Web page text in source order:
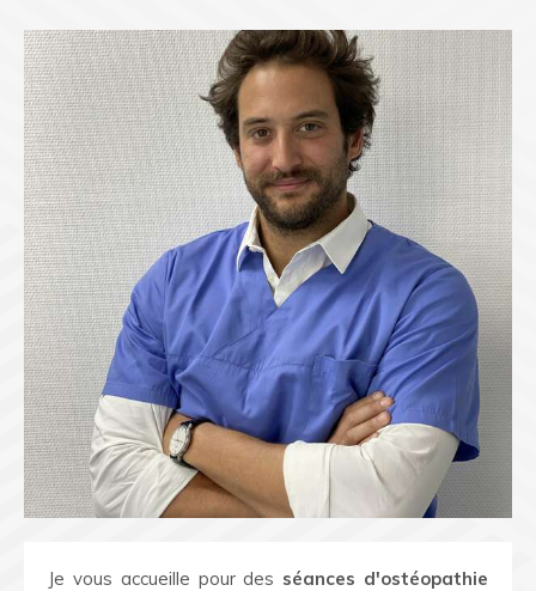
Je vous accueille pour des séances d'ostéopathie